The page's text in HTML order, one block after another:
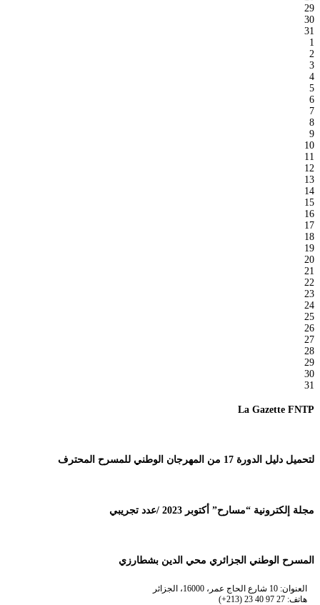
29
30
31
1
2
3
4
5
6
7
8
9
10
11
12
13
14
15
16
17
18
19
20
21
22
23
24
25
26
27
28
29
30
31
La Gazette FNTP
لتحميل دليل الدورة 17 من المهرجان الوطني للمسرح المحترف
مجلة إلكترونية “مسارح” أكتوبر 2023 /عدد تجريبي
المسرح الوطني الجزائري محي الدين بشطارزي
العنوان: 10 شارع الحاج عمر، 16000، الجزائر
هاتف: 27 97 40 23 (213+)